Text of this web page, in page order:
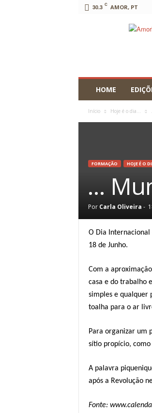
30.3 C AMOR, PT
HOME
Início Hoje é o dia...
FORMAÇÃO HOJE É O
…
Por Carla Oliveira -
O Dia Internacional
18 de Junho.
Com a
casa e do trabalho
simples e qualquer
toalha para o ar
Para organizar um
sítio propício, como
A palavra
após a Revolução
Fonte: